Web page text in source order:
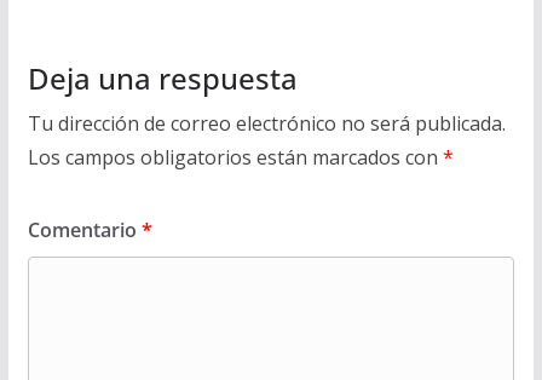
Deja una respuesta
Tu dirección de correo electrónico no será publicada.
Los campos obligatorios están marcados con *
Comentario *